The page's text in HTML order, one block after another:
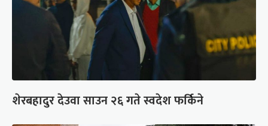
शेरबहादुर देउवा साउन २६ गते स्वदेश फर्किने